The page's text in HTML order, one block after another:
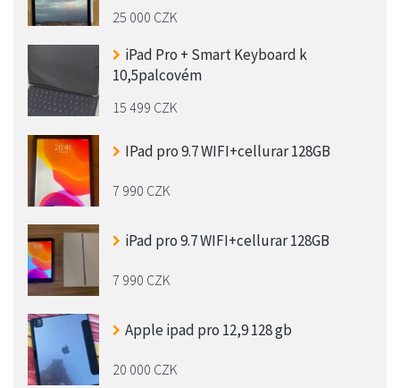
25 000 CZK
iPad Pro + Smart Keyboard k
10,5palcovém
15 499 CZK
IPad pro 9.7 WIFI+cellurar 128GB
7 990 CZK
iPad pro 9.7 WIFI+cellurar 128GB
7 990 CZK
Apple ipad pro 12,9 128 gb
20 000 CZK